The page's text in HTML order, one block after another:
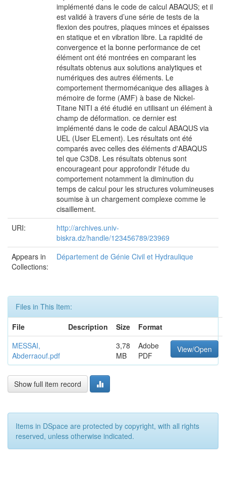
implémenté dans le code de calcul ABAQUS; et il
est validé à travers d’une série de tests de la
flexion des poutres, plaques minces et épaisses
en statique et en vibration libre. La rapidité de
convergence et la bonne performance de cet
élément ont été montrées en comparant les
résultats obtenus aux solutions analytiques et
numériques des autres éléments. Le
comportement thermomécanique des alliages à
mémoire de forme (AMF) à base de Nickel-
Titane NITI a été étudié en utilisant un élément à
champ de déformation. ce dernier est
implémenté dans le code de calcul ABAQUS via
UEL (User ELement). Les résultats ont été
comparés avec celles des éléments d'ABAQUS
tel que C3D8. Les résultats obtenus sont
encourageant pour approfondir l'étude du
comportement notamment la diminution du
temps de calcul pour les structures volumineuses
soumise à un chargement complexe comme le
cisaillement.
URI:
http://archives.univ-
biskra.dz/handle/123456789/23969
Appears in
Collections:
Département de Génie Civil et Hydraulique
Files in This Item:
File
Description Size
Format
MESSAI,
Abderraouf.pdf
3,78
MB
Adobe
PDF
View/Open
Show full item record
Items in DSpace are protected by copyright, with all rights
reserved, unless otherwise indicated.